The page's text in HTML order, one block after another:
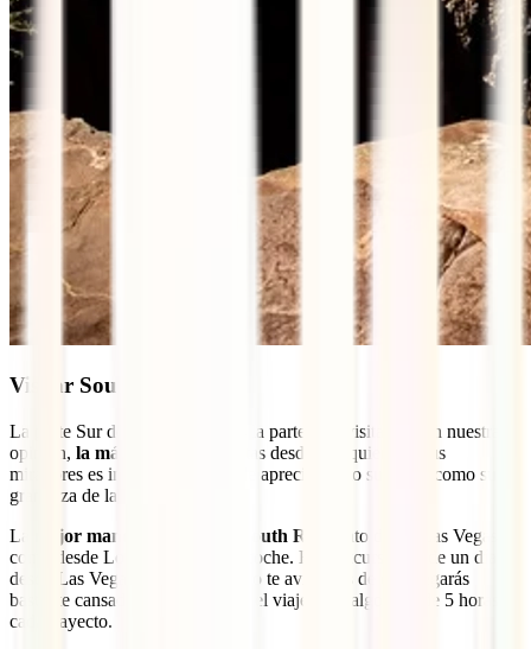
Visitar South Rim
La parte Sur del Gran Cañón es la parte más visitada y, en nuestra
opinión, la más bonita
. Las vistas desde cualquiera de sus
miradores es increíble y se puede apreciar tanto su altura como su
grandeza de la mejor manera.
La
mejor manera de llegar a South Rim
tanto desde Las Vegas
como desde Los Ángeles es en coche. Hay excursiones de un día
desde Las Vegas en autobús, pero te avisamos de que llegarás
bastante cansado porque ya solo el viaje dura algo más de 5 horas
cada trayecto.